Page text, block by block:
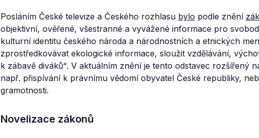
Posláním České televize a Českého rozhlasu bylo podle znění
objektivní, ověřené, všestranné a vyvážené informace pro
kulturní identitu českého národa a národnostních a etnických
zprostředkovávat ekologické informace, sloužit vzdělávání,
k zábavě diváků“. V aktuálním znění je tento odstavec rozšířený
např. přispívání k právnímu vědomí obyvatel České republiky,
gramotnosti.
Novelizace zákonů